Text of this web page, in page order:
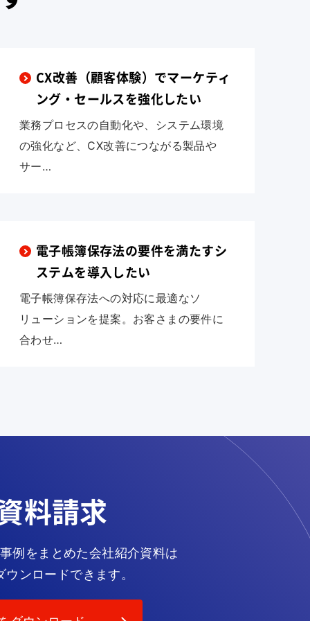
CX改善（顧客体験）でマーケティ
ング・セールスを強化したい
業務プロセスの自動化や、システム環境
の強化など、CX改善につながる製品や
サー…
電子帳簿保存法の要件を満たすシ
ステムを導入したい
電子帳簿保存法への対応に最適なソ
リューションを提案。お客さまの要件に
合わせ…
料請求
例をまとめた会社紹介資料は
ンロードできます。